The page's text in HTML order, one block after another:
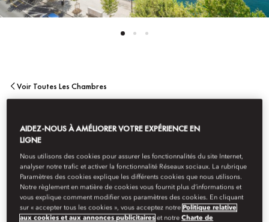
Voir Toutes Les Chambres
SUITE JUNIOR
PANORAMIQUE
Conçue avec soin pour les personnes à la recherche d’élégance
et de sérénité, notre Suite Junior Panoramique offre un point de
vue exceptionnel sur les montagnes, la ville et le Rhône depuis
AIDEZ-NOUS À AMÉLIORER VOTRE EXPÉRIENCE EN
LIGNE
Nous utilisons des cookies pour assurer les fonctionnalités du site Internet,
analyser notre trafic et activer la fonctionnalité Réseaux sociaux. La rubrique
Paramètres des cookies explique les différents cookies que nous utilisons.
Notre règlement en matière de cookies vous fournit plus d’informations et
vous explique comment modifier vos paramètres des cookies. En cliquant
sur « accepter tous les cookies », vous acceptez notre Politique relative
aux cookies et aux annonces publicitaires et notreCharte de